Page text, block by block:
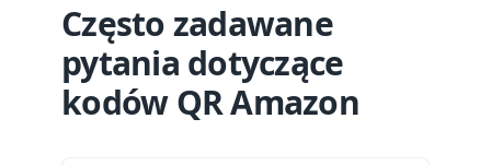
Często zadawane
pytania dotyczące
kodów QR Amazon